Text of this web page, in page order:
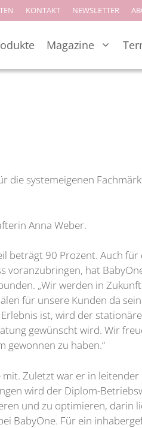
KONTAKT NEWSLETTER
Magazine
die systemeigenen
Anna Weber.
beträgt 90 Prozent. Auch
voranzubringen, hat
„Wir werden in
für unsere Kunden da
ist, wird der
gewünscht wird. Wir
gewonnen zu haben.“
Zuletzt war er in leitender
wird der Diplom-
und zu optimieren, darin
BabyOne. Für ein